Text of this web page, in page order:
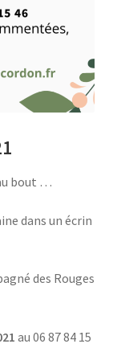
bout …
dans un écrin
des Rouges
au 06 87 84 15